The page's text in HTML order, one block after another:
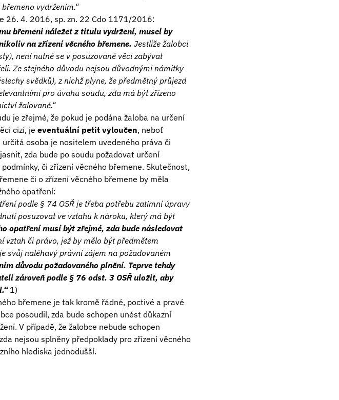
vydržením.“
26. 4. 2016, sp. zn. 22 Cdo 1171/2016:
břemeni náležet z titulu vydržení, musel by
na zřízení věcného břemene. Jestliže žalobci
není nutné se v posuzované věci zabývat
Ze stejného důvodu nejsou důvodnými námitky
svědků), z nichž plyne, že předmětný průjezd
pro úvahu soudu, zda má být zřízeno
žalované.“
je zřejmé, že pokud je podána žaloba na určení
cizí, je eventuální petit vyloučen, neboť
osoba je nositelem uvedeného práva či
zda bude po soudu požadovat určení
či zřízení věcného břemene. Skutečnost,
či o zřízení věcného břemene by měla
opatření:
podle § 74 OSŘ je třeba potřebu zatímní úpravy
posuzovat ve vztahu k nároku, který má být
opatření musí být zřejmé, zda bude následovat
či právo, jež by mělo být předmětem
svůj naléhavý právní zájem na požadovaném
důvodu požadovaného plnění. Teprve tehdy
zároveň podle § 76 odst. 3 OSŘ uložit, aby
1)
břemene je tak kromě řádné, poctivé a pravé
posoudil, zda bude schopen unést důkazní
V případě, že žalobce nebude schopen
nejsou splněny předpoklady pro zřízení věcného
hlediska jednodušší.